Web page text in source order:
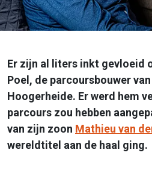
Er zijn al liters inkt gevloeid
Poel, de parcoursbouwer van
Hoogerheide. Er werd hem
parcours zou hebben
van zijn zoon Mathieu van
wereldtitel aan de haal ging.